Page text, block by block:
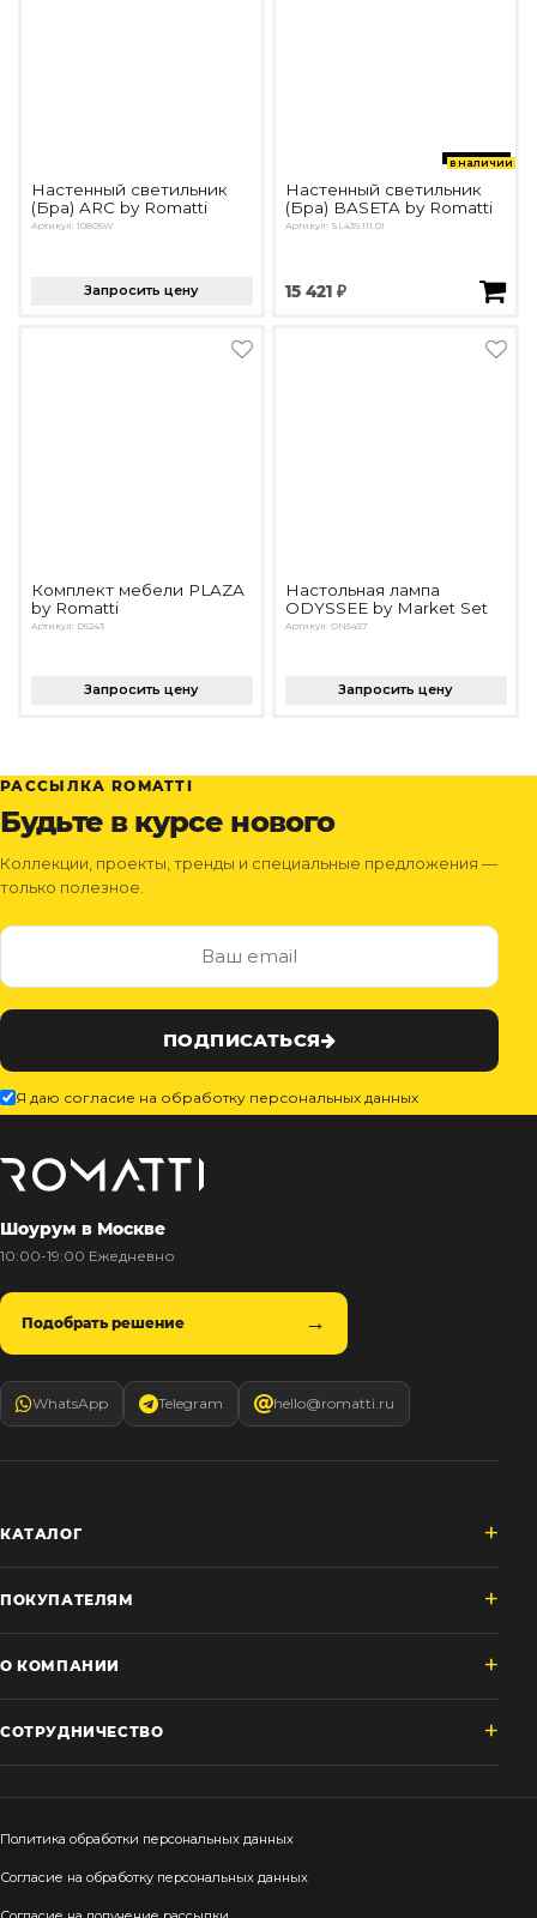
Настенный светильник
(Бра) ARC by Romatti
Артикул: 10805W
Запросить цену
в наличии
Настенный светильник
(Бра) BASETA by Romatti
Артикул: SL439.111.01
15 421 ₽
Комплект мебели PLAZA
by Romatti
Артикул: D5243
Запросить цену
Настольная лампа
ODYSSEE by Market Set
Артикул: ON5457
Запросить цену
РАССЫЛКА ROMATTI
Будьте в курсе нового
Коллекции, проекты, тренды и специальные предложения —
только полезное.
ПОДПИСАТЬСЯ
Я даю согласие на обработку персональных данных
Шоурум в Москве
10:00-19:00 Ежедневно
Подобрать решение
WhatsApp Telegram hello@romatti.ru
КАТАЛОГ
ПОКУПАТЕЛЯМ
О КОМПАНИИ
СОТРУДНИЧЕСТВО
Политика обработки персональных данных
Согласие на обработку персональных данных